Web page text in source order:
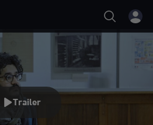
Trailer